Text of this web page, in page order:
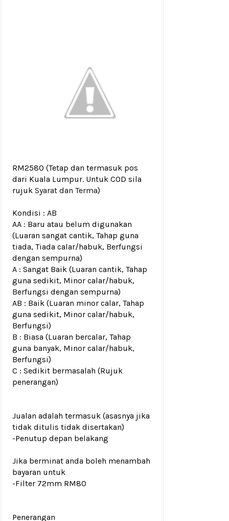
RM2580 (Tetap dan termasuk pos
dari Kuala Lumpur. Untuk COD sila
rujuk Syarat dan Terma)
Kondisi : AB
AA : Baru atau belum digunakan
(Luaran sangat cantik, Tahap guna
tiada, Tiada calar/habuk, Berfungsi
dengan sempurna)
A : Sangat Baik (Luaran cantik, Tahap
guna sedikit, Minor calar/habuk,
Berfungsi dengan sempurna)
AB : Baik (Luaran minor calar, Tahap
guna sedikit, Minor calar/habuk,
Berfungsi)
B : Biasa (Luaran bercalar, Tahap
guna banyak, Minor calar/habuk,
Berfungsi)
C : Sedikit bermasalah (Rujuk
penerangan)
Jualan adalah termasuk (asasnya jika
tidak ditulis tidak disertakan)
-Penutup depan belakang
Jika berminat anda boleh menambah
bayaran untuk
-Filter 72mm RM80
Penerangan